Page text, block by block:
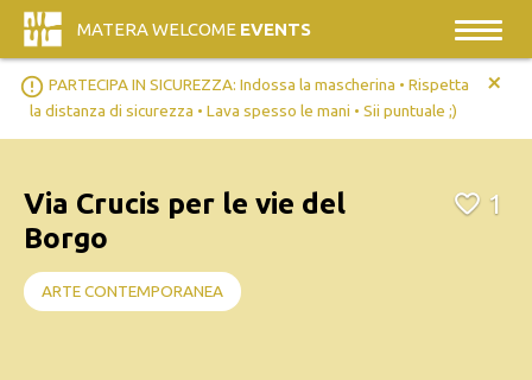
MATERA WELCOME EVENTS
error_outline PARTECIPA IN SICUREZZA: Indossa la mascherina • Rispetta
la distanza di sicurezza • Lava spesso le mani • Sii puntuale ;)
+
Via Crucis per le vie del
Borgo
1
ARTE CONTEMPORANEA